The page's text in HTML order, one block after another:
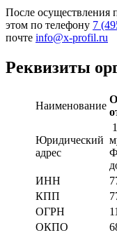
После осуществления
этом по телефону 7
почте info@x-profil.ru
Реквизиты
Наименование
Юридический
адрес
ИНН
КПП
ОГРН
ОКПО